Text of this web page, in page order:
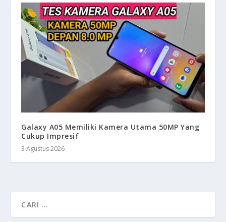
Galaxy A05 Memiliki Kamera Utama 50MP Yang
Cukup Impresif
3 Agustus 2026